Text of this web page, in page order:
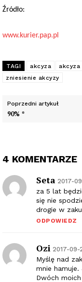
Źródło:
www.kurier.pap.pl
TAGI akcyza
zniesienie akcyzy
Poprzedni artykuł
90% *
4 KOMENTARZE
Seta 2017-
za 5 lat
się nie
drogie w
ODPOWIEDZ
Ozi 2017-09-
Myślę nad
mnie hamuje.
Dwóch